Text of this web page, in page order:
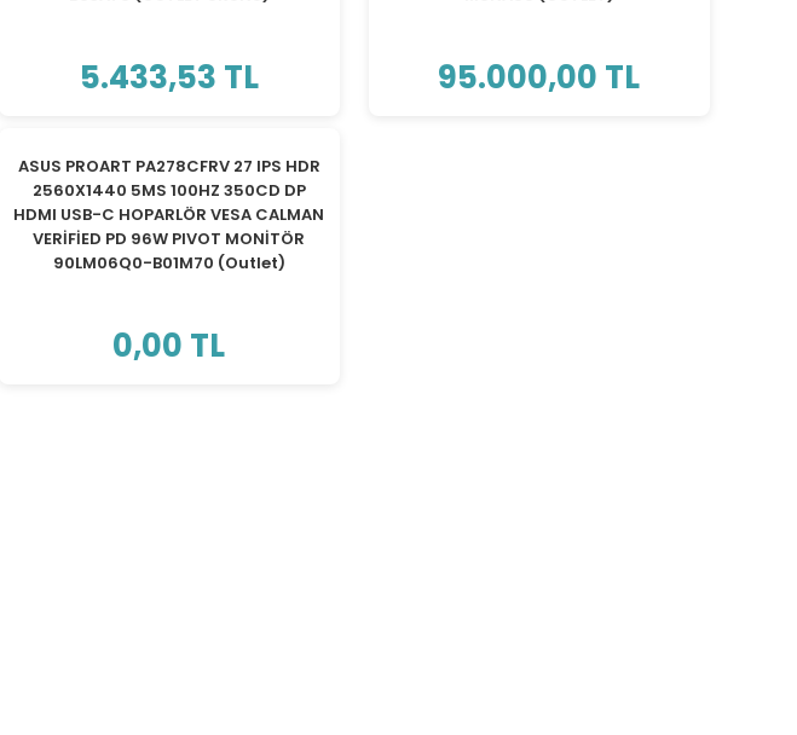
5.433,53 TL 95.000,00 TL
ASUS PROART PA278CFRV 27 IPS HDR
2560X1440 5MS 100HZ 350CD DP
HDMI USB-C HOPARLÖR VESA CALMAN
VERİFİED PD 96W PIVOT MONİTÖR
90LM06Q0-B01M70 (Outlet)
0,00 TL